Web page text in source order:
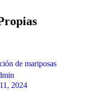
de mariposas
2024